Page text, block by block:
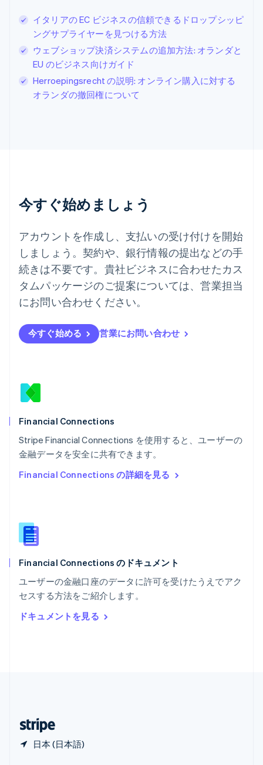
イタリアの EC ビジネスの信頼できるドロップシッピ
ングサプライヤーを見つける方法
ウェブショップ決済システムの追加方法: オランダと
EU のビジネス向けガイド
Herroepingsrecht の説明: オンライン購入に対する
オランダの撤回権について
今すぐ始めましょう
アカウントを作成し、支払いの受け付けを開始
しましょう。契約や、銀行情報の提出などの手
続きは不要です。貴社ビジネスに合わせたカス
タムパッケージのご提案については、営業担当
にお問い合わせください。
今すぐ始める 営業にお問い合わせ
Financial Connections
Stripe Financial Connections を使用すると、ユーザーの
金融データを安全に共有できます。
Financial Connections の詳細を見る
Financial Connections のドキュメント
ユーザーの金融口座のデータに許可を受けたうえでアク
セスする方法をご紹介します。
ドキュメントを見る
日本 (日本語)
Deutsch Français ItalianoEnglish
スウェーデン
SvenskaEnglish
スペイン
Español English
スロバキア
English
ドイツ
ニュージーランド
English
ノルウェー
English
ハンガリー
English
フィンランド
ブラジル
PortuguêsEnglish
フランス
English
Nederlands
ポーランド
ポルトガル
PortuguêsEnglish
English
Español
ラトビア
リトアニア
リヒテンシュタイン
DeutschEnglish
ルーマニア
English